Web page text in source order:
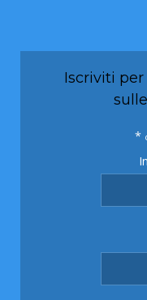
Iscriviti
*